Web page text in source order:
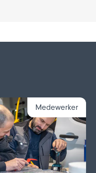
Medewerker